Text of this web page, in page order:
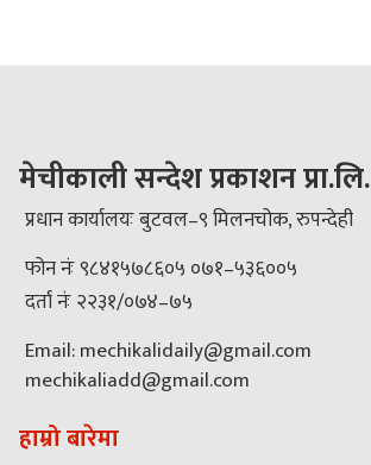
मेचीकाली सन्देश प्रकाशन प्रा.लि.
प्रधान कार्यालयः बुटवल–९ मिलनचोक, रुपन्देही
फोन नंः ९८४१५७८६०५ ०७१–५३६००५
दर्ता नंः २२३१/०७४–७५
Email: mechikalidaily@gmail.com
mechikaliadd@gmail.com
हाम्रो बारेमा